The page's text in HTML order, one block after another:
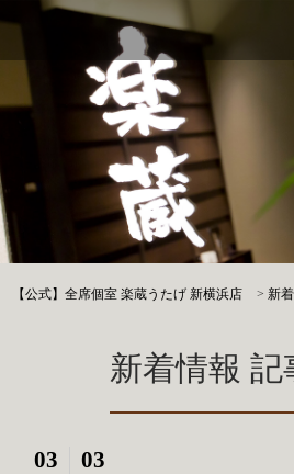
【公式】全席個室 楽蔵うたげ 新横浜店 >新
新着情報 記
03 03